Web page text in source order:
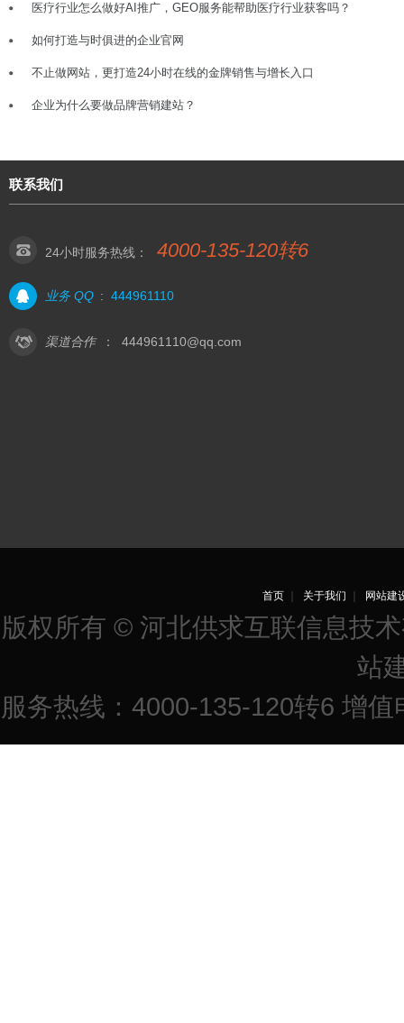
医疗行业怎么做好AI推广，GEO服务能帮助医疗行业获客吗？
如何打造与时俱进的企业官网
不止做网站，更打造24小时在线的金牌销售与增长入口
企业为什么要做品牌营销建站？
联系我们
24小时服务热线： 4000-135-120转6
业务 QQ : 444961110
渠道合作 ： 444961110@qq.com
首页｜ 关于我们 网站建
版权所有 © 河北供求互联信息技
站
服务热线：4000-135-120转6 增